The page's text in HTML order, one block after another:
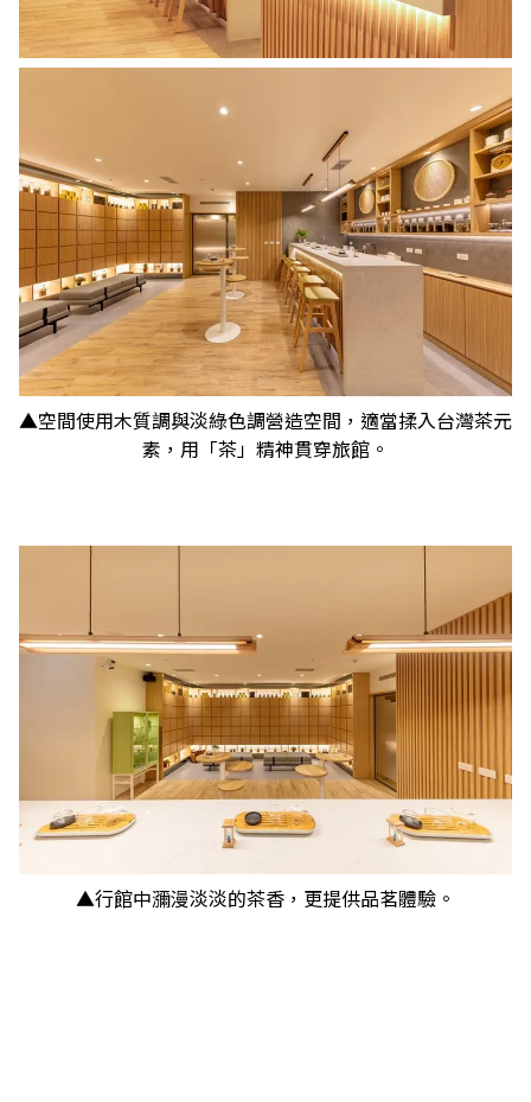
▲空間使用木質調與淡綠色調營造空間，適當揉入台灣茶元
素，用「茶」精神貫穿旅館。
▲行館中瀰漫淡淡的茶香，更提供品茗體驗。